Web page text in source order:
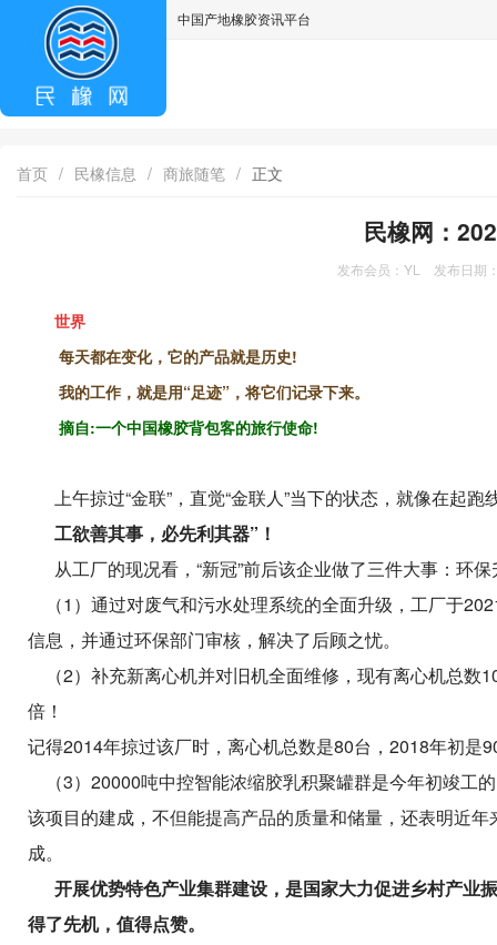
中国产地橡胶资讯平台
首页 / 民橡信息 / 商旅随笔 / 正文
民橡网：
发布会员：YL 发布日
世界
每天都在变化，它的产品就是历史!
我的工作，就是用“足迹”，将它们记录下来。
摘自:一个中国橡胶背包客的旅行使命!
上午掠过“金联”，直觉“金联人”当下的状态，就像在起
工欲善其事，必先利其器”！
从工厂的现况看，“新冠”前后该企业做了三件大事：环
（1）通过对废气和污水处理系统的全面升级，工厂于
信息，并通过环保部门审核，解决了后顾之忧。
（2）补充新离心机并对旧机全面维修，现有离心机总数
倍！
记得2014年掠过该厂时，离心机总数是80台，2018年初是
（3）20000吨中控智能浓缩胶乳积聚罐群是今年初竣工
该项目的建成，不但能提高产品的质量和储量，还表明近
成。
开展优势特色产业集群建设，是国家大力促进乡村产业
得了先机，值得点赞。